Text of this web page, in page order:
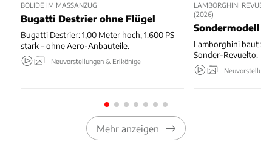
BOLIDE IM MASSANZUG
Bugatti Destrier ohne Flügel
Bugatti Destrier: 1,00 Meter hoch, 1.600 PS
stark – ohne Aero-Anbauteile.
Neuvorstellungen & Erlkönige
LAMBORGHINI
(2026)
Sondermodell
Lamborghini baut
Sonder-Revuelto.
Mehr anzeigen